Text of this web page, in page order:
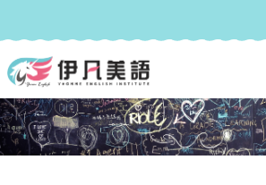
學習浸潤式的生活兒童美語